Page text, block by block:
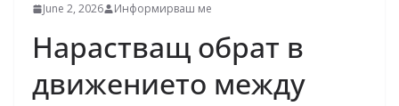
June 2, 2026 Информирваш ме
Нарастващ обрат в
движението между